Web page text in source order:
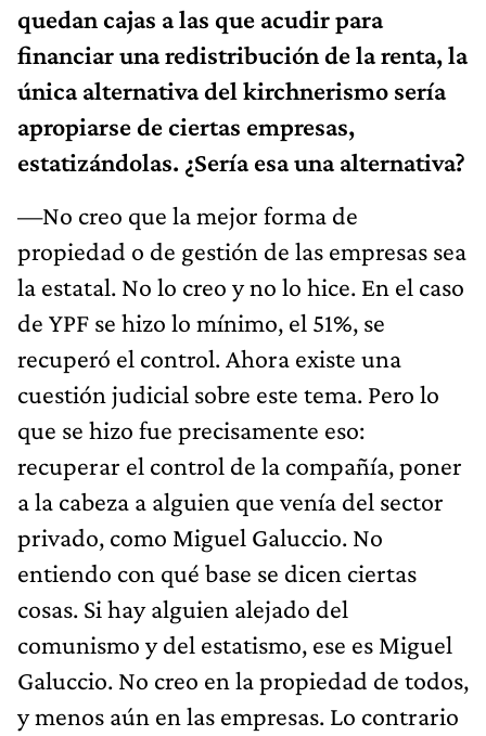
quedan cajas a las que acudir para
financiar una redistribución de la renta, la
única alternativa del kirchnerismo sería
apropiarse de ciertas empresas,
estatizándolas. ¿Sería esa una alternativa?
—No creo que la mejor forma de
propiedad o de gestión de las empresas sea
la estatal. No lo creo y no lo hice. En el caso
de YPF se hizo lo mínimo, el 51%, se
recuperó el control. Ahora existe una
cuestión judicial sobre este tema. Pero lo
que se hizo fue precisamente eso:
recuperar el control de la compañía, poner
a la cabeza a alguien que venía del sector
privado, como Miguel Galuccio. No
entiendo con qué base se dicen ciertas
cosas. Si hay alguien alejado del
comunismo y del estatismo, ese es Miguel
Galuccio. No creo en la propiedad de todos,
y menos aún en las empresas. Lo contrario